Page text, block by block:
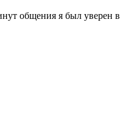
общения я был уверен в